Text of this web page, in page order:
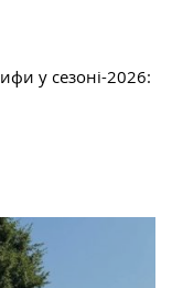
у сезоні-2026: